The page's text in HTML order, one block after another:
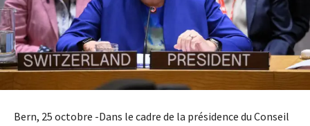
Bern, 25 octobre -Dans le cadre de la présidence du Conseil